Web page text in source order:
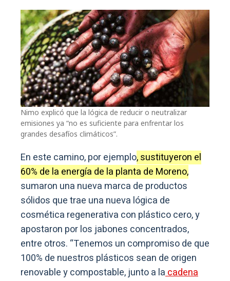
Nimo explicó que la lógica de reducir o neutralizar
emisiones ya “no es suficiente para enfrentar los
grandes desafíos climáticos”.
En este camino, por ejemplo, sustituyeron el
60% de la energía de la planta de Moreno,
sumaron una nueva marca de productos
sólidos que trae una nueva lógica de
cosmética regenerativa con plástico cero, y
apostaron por los jabones concentrados,
entre otros. “Tenemos un compromiso de que
100% de nuestros plásticos sean de origen
renovable y compostable, junto a lacadena